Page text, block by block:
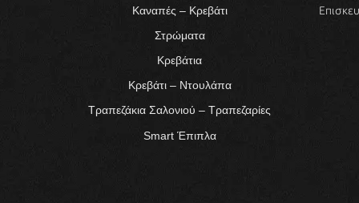
Καναπές – Κρεβάτι
Στρώματα
Κρεβάτια
Κρεβάτι – Ντουλάπα
Τραπεζάκια Σαλονιού – Τραπεζαρίες
Smart Έπιπλα